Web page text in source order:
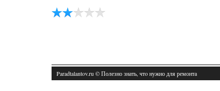
Paradtalantov.ru © Полезно знать, чтο нужно для ремонта